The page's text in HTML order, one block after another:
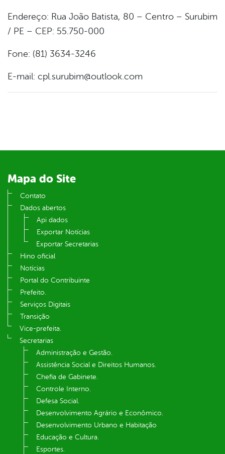
Endereço: Rua João Batista, 80 – Centro – Surubim
/ PE – CEP: 55.750-000
Fone: (81) 3634-3246
E-mail: cpl.surubim@outlook.com
Mapa do Site
Contato
Dados abertos
Api dados
Exportar Notícias
Exportar Secretarias
Hino oficial
Notícias
Portal do Contribuinte
Prefeito.
Serviços Digitais
Transição
Vice-prefeita.
Secretarias
Administração e Gestão.
Assistência Social e Direitos Humanos.
Chefia de Gabinete.
Controle Interno.
Defesa Social.
Desenvolvimento Agrário e Econômico.
Desenvolvimento Urbano e Habitação
Educação e Cultura.
Esportes.